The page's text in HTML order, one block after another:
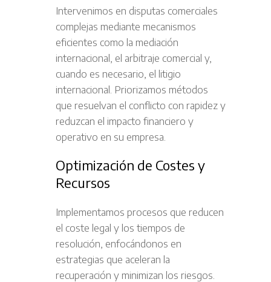
Intervenimos en disputas comerciales
complejas mediante mecanismos
eficientes como la mediación
internacional, el arbitraje comercial y,
cuando es necesario, el litigio
internacional. Priorizamos métodos
que resuelvan el conflicto con rapidez y
reduzcan el impacto financiero y
operativo en su empresa.
Optimización de Costes y
Recursos
Implementamos procesos que reducen
el coste legal y los tiempos de
resolución, enfocándonos en
estrategias que aceleran la
recuperación y minimizan los riesgos.